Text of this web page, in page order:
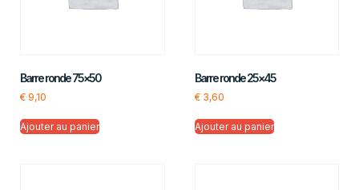
Barre ronde 75×50
€ 9,10
Ajouter au panier
Barre ronde 25×45
€3,60
Ajouter au panier